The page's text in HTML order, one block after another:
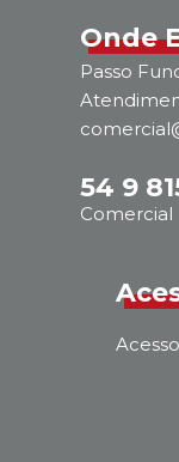
Onde
Passo
54 9
Comercial